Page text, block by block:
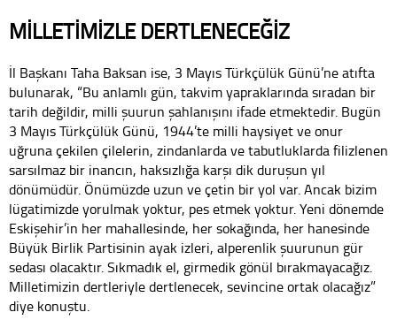
MİLLETİMİZLE DERTLENECEĞİZ
İl Başkanı Taha Baksan ise, 3 Mayıs Türkçülük Günü’ne atıfta
bulunarak, “Bu anlamlı gün, takvim yapraklarında sıradan bir
tarih değildir, milli şuurun şahlanışını ifade etmektedir. Bugün
3 Mayıs Türkçülük Günü, 1944’te milli haysiyet ve onur
uğruna çekilen çilelerin, zindanlarda ve tabutluklarda filizlenen
sarsılmaz bir inancın, haksızlığa karşı dik duruşun yıl
dönümüdür. Önümüzde uzun ve çetin bir yol var. Ancak bizim
lügatimizde yorulmak yoktur, pes etmek yoktur. Yeni dönemde
Eskişehir’in her mahallesinde, her sokağında, her hanesinde
Büyük Birlik Partisinin ayak izleri, alperenlik şuurunun gür
sedası olacaktır. Sıkmadık el, girmedik gönül bırakmayacağız.
Milletimizin dertleriyle dertlenecek, sevincine ortak olacağız”
diye konuştu.